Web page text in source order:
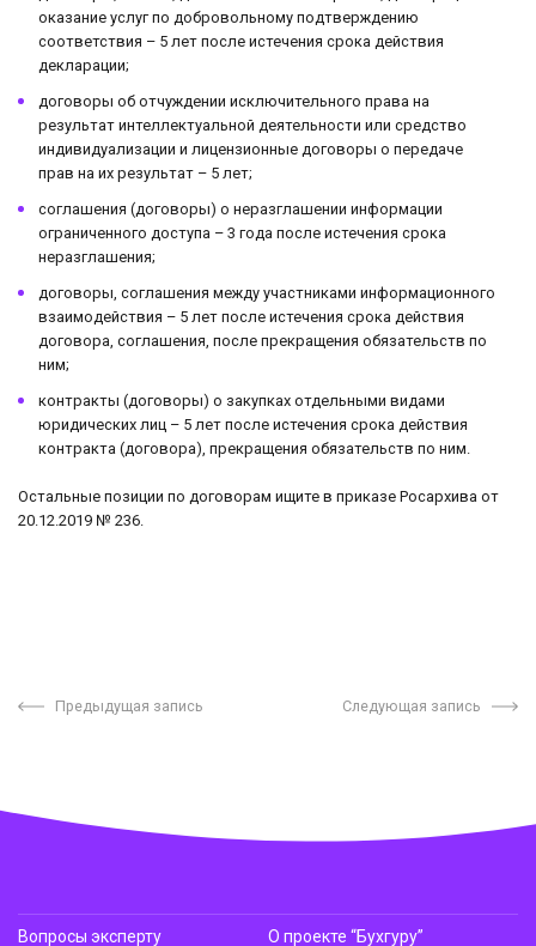
оказание услуг по добровольному подтверждению
соответствия – 5 лет после истечения срока действия
декларации;
договоры об отчуждении исключительного права на
результат интеллектуальной деятельности или средство
индивидуализации и лицензионные договоры о передаче
прав на их результат – 5 лет;
соглашения (договоры) о неразглашении информации
ограниченного доступа – 3 года после истечения срока
неразглашения;
договоры, соглашения между участниками информационного
взаимодействия – 5 лет после истечения срока действия
договора, соглашения, после прекращения обязательств по
ним;
контракты (договоры) о закупках отдельными видами
юридических лиц – 5 лет после истечения срока действия
контракта (договора), прекращения обязательств по ним.
Остальные позиции по договорам ищите в приказе Росархива от
20.12.2019 № 236.
Предыдущая запись Следующая запись
Вопросы эксперту О проекте “Бухгуру”